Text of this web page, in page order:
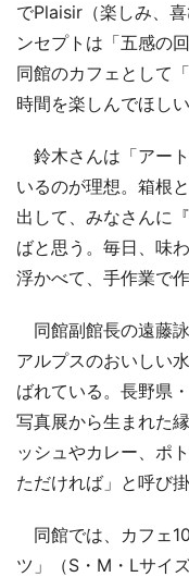
でPlaisir（楽しみ、
ンセプトは「五感の
同館のカフェとして
時間を楽しんでほし
鈴木さんは「アー
いるのが理想。箱根
出して、みなさんに
ばと思う。毎日、味
浮かべて、手作業で
同館副館長の遠藤
アルプスのおいしい
ばれている。長野県
写真展から生まれた
ッシュやカレー、ポ
ただければ」と呼び掛
同館では、カフェ
ツ」（S・M・Lサイ